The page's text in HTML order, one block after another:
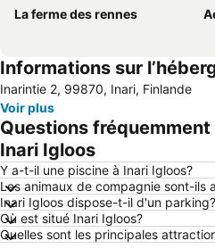
La ferme des rennes
Informations sur
Inarintie 2, 99870, Inari, Finlande
Voir plus
Questions
Inari Igloos
Y a-t-il une piscine à Inari Igloos?
Les animaux de compagnie sont-ils
Inari Igloos dispose-t-il d'un parking?
Où est situé Inari Igloos?
Quelles sont les principales